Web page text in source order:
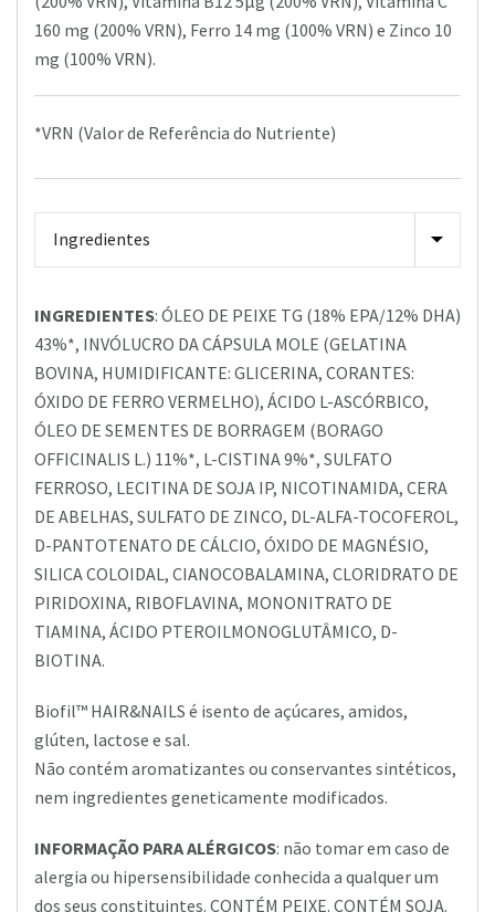
160 mg (200% VRN), Ferro 14 mg (100% VRN) e Zinco 10
mg (100% VRN).
*VRN (Valor de Referência do Nutriente)
INGREDIENTES: ÓLEO DE PEIXE TG (18% EPA/12% DHA)
43%*, INVÓLUCRO DA CÁPSULA MOLE (GELATINA
BOVINA, HUMIDIFICANTE: GLICERINA, CORANTES:
ÓXIDO DE FERRO VERMELHO), ÁCIDO L-ASCÓRBICO,
ÓLEO DE SEMENTES DE BORRAGEM (BORAGO
OFFICINALIS L.) 11%*, L-CISTINA 9%*, SULFATO
FERROSO, LECITINA DE SOJA IP, NICOTINAMIDA, CERA
DE ABELHAS, SULFATO DE ZINCO, DL-ALFA-TOCOFEROL,
D-PANTOTENATO DE CÁLCIO, ÓXIDO DE MAGNÉSIO,
SILICA COLOIDAL, CIANOCOBALAMINA, CLORIDRATO DE
PIRIDOXINA, RIBOFLAVINA, MONONITRATO DE
TIAMINA, ÁCIDO PTEROILMONOGLUTÂMICO, D-
BIOTINA.
Biofil™ HAIR&NAILS é isento de açúcares, amidos,
glúten, lactose e sal.
Não contém aromatizantes ou conservantes sintéticos,
nem ingredientes geneticamente modificados.
INFORMAÇÃO PARA ALÉRGICOS: não tomar em caso de
alergia ou hipersensibilidade conhecida a qualquer um
dos seus constituintes. CONTÉM PEIXE. CONTÉM SOJA.